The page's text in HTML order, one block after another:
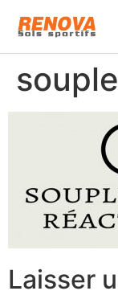
Laisser